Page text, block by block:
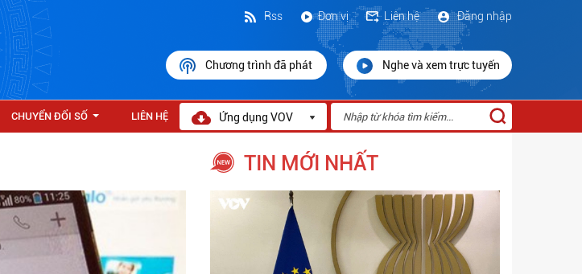
Đăng nhập
Liên hệ
Đơn vị
Rss
Chương trình đã phát Nghe và xem trực tuyến
CHUYỂN ĐỔI SỐ LIÊN HỆ Ứng dụng VOV
TIN MỚI NHẤT